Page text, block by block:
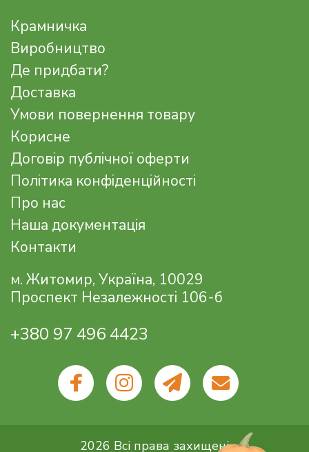
Крамничка
Виробництво
Де придбати?
Доставка
Умови повернення товару
Корисне
Договір публічної оферти
Політика конфіденційності
Про нас
Наша документація
Контакти
м. Житомир, Україна, 10029
Проспект Незалежності 106-б
+380 97 496 4423
2026 Всі права захищені